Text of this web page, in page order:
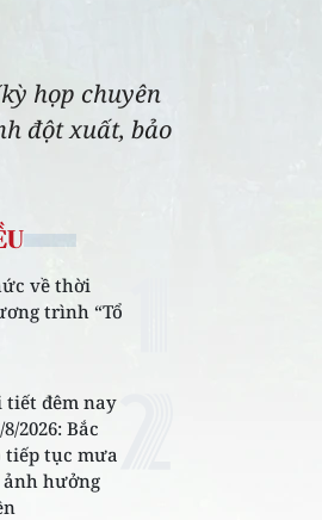
họp chuyên
đột xuất, bảo
về thời
trình “Tổ
tiết đêm nay
2026: Bắc
tiếp tục mưa
ảnh hưởng